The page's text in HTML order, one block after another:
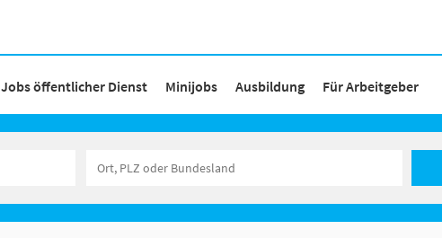
Jobs öffentlicher Dienst Minijobs Ausbildung Für Arbeitgeber